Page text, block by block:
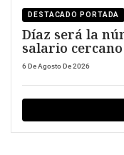
DESTACADO PORTADA
Díaz será la
salario cercano
6 De Agosto De 2026